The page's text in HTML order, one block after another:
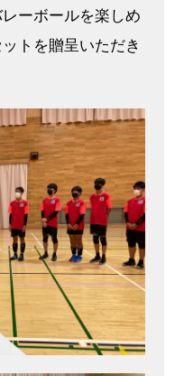
ーボールを楽しめ
トを贈呈いただき